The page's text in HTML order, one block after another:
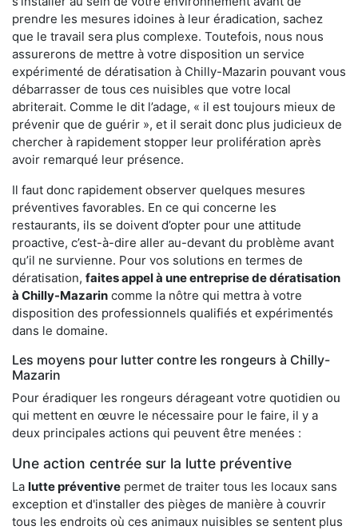
prendre les mesures idoines à leur éradication, sachez
que le travail sera plus complexe. Toutefois, nous nous
assurerons de mettre à votre disposition un service
expérimenté de dératisation à Chilly-Mazarin pouvant vous
débarrasser de tous ces nuisibles que votre local
abriterait. Comme le dit l’adage, « il est toujours mieux de
prévenir que de guérir », et il serait donc plus judicieux de
chercher à rapidement stopper leur prolifération après
avoir remarqué leur présence.
Il faut donc rapidement observer quelques mesures
préventives favorables. En ce qui concerne les
restaurants, ils se doivent d’opter pour une attitude
proactive, c’est-à-dire aller au-devant du problème avant
qu’il ne survienne. Pour vos solutions en termes de
dératisation, faites appel à une entreprise de dératisation
à Chilly-Mazarin comme la nôtre qui mettra à votre
disposition des professionnels qualifiés et expérimentés
dans le domaine.
Les moyens pour lutter contre les rongeurs à Chilly-
Mazarin
Pour éradiquer les rongeurs dérageant votre quotidien ou
qui mettent en œuvre le nécessaire pour le faire, il y a
deux principales actions qui peuvent être menées :
Une action centrée sur la lutte préventive
La lutte préventive permet de traiter tous les locaux sans
exception et d'installer des pièges de manière à couvrir
tous les endroits où ces animaux nuisibles se sentent plus